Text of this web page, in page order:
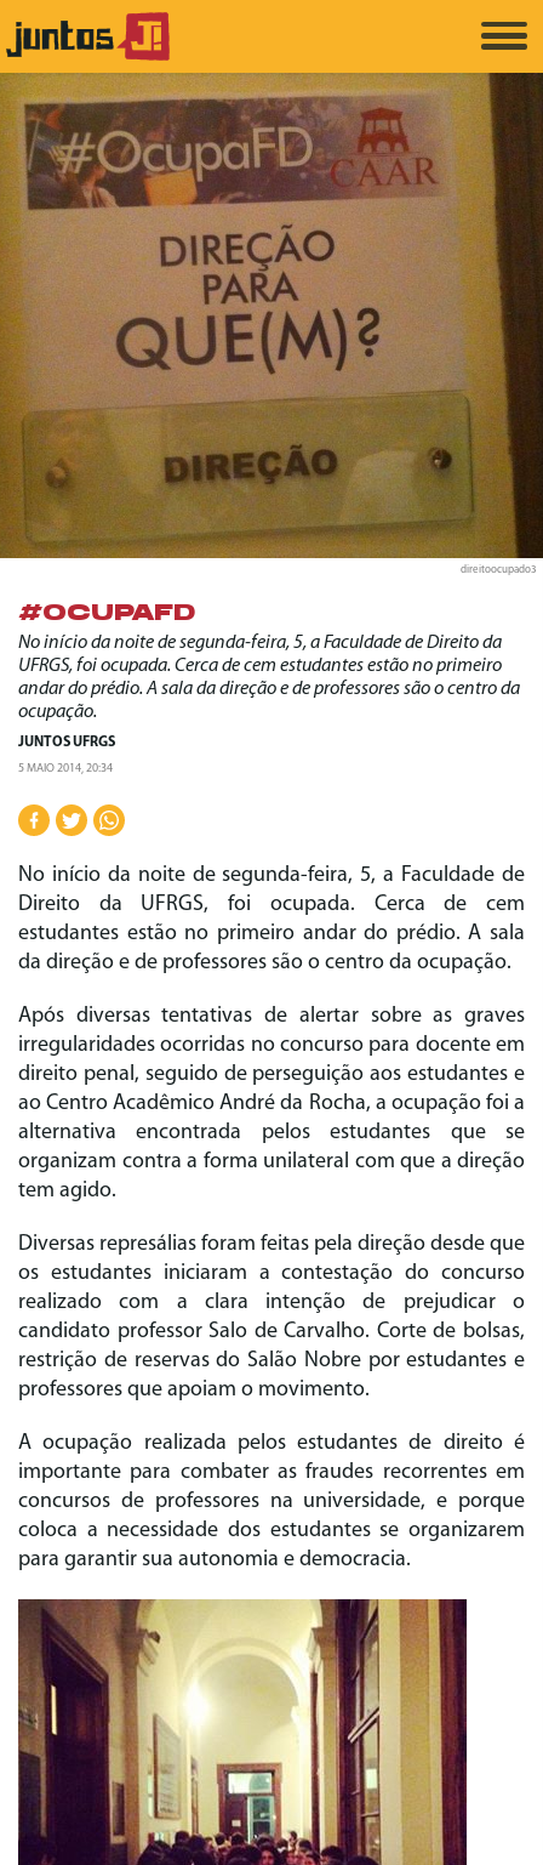
direitoocupado3
#OCUPAFD
No início da noite de segunda-feira, 5, a Faculdade de Direito da
UFRGS, foi ocupada. Cerca de cem estudantes estão no primeiro
andar do prédio. A sala da direção e de professores são o centro da
ocupação.
JUNTOS UFRGS
5 MAIO 2014, 20:34
No início da noite de segunda-feira, 5, a Faculdade de
Direito da UFRGS, foi ocupada. Cerca de cem
estudantes estão no primeiro andar do prédio. A sala
da direção e de professores são o centro da ocupação.
Após diversas tentativas de alertar sobre as graves
irregularidades ocorridas no concurso para docente em
direito penal, seguido de perseguição aos estudantes e
ao Centro Acadêmico André da Rocha, a ocupação foi a
alternativa encontrada pelos estudantes que se
organizam contra a forma unilateral com que a direção
tem agido.
Diversas represálias foram feitas pela direção desde que
os estudantes iniciaram a contestação do concurso
realizado com a clara intenção de prejudicar o
candidato professor Salo de Carvalho. Corte de bolsas,
restrição de reservas do Salão Nobre por estudantes e
professores que apoiam o movimento.
A ocupação realizada pelos estudantes de direito é
importante para combater as fraudes recorrentes em
concursos de professores na universidade, e porque
coloca a necessidade dos estudantes se organizarem
para garantir sua autonomia e democracia.